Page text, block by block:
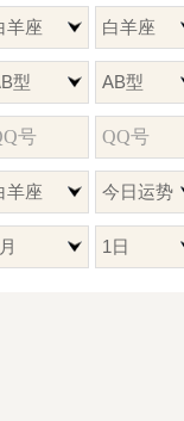
羊座 白羊座
型 AB型
羊座 今日运势
1日